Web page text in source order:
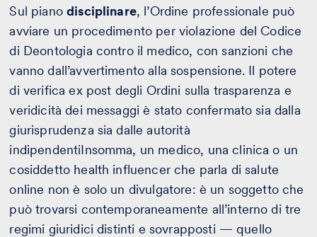
Sul pianodisciplinare, l’Ordine professionale può
avviare un procedimento per violazione del Codice
di Deontologia contro il medico, con sanzioni che
vanno dall’avvertimento alla sospensione. Il potere
di verifica ex post degli Ordini sulla trasparenza e
veridicità dei messaggi è stato confermato sia dalla
giurisprudenza sia dalle autorità
indipendentiInsomma, un medico, una clinica o un
cosiddetto health influencer che parla di salute
online non è solo un divulgatore: è un soggetto che
può trovarsi contemporaneamente all’interno di tre
regimi giuridici distinti e sovrapposti — quello